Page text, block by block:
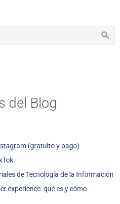
del Blog
(gratuito y pago)
de Tecnología de la Información
experience: qué es y cómo